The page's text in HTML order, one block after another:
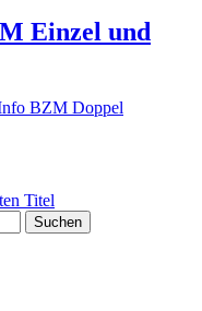
Einzel und
BZM Doppel
Titel